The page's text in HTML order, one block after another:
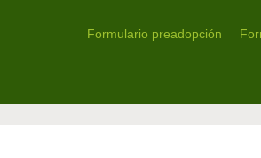
Formulario preadopción